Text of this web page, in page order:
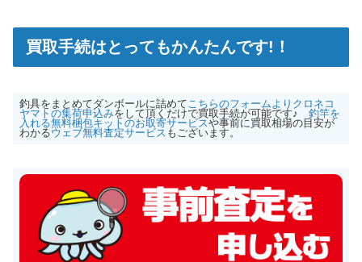
買取手続はとってもかんたんです!！
釣具をまとめてダンボールに詰めてこちらのフォームよりクロネコ
ヤマトの集荷申込みをして頂くだけで買取手続が可能です♪ 釣竿を
入れる無料梱包キットのお取寄サービスや事前に買取相場の目安が
わかるウェブ無料査定サービス もございます。